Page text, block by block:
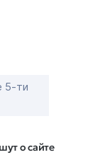
5-ти
о сайте